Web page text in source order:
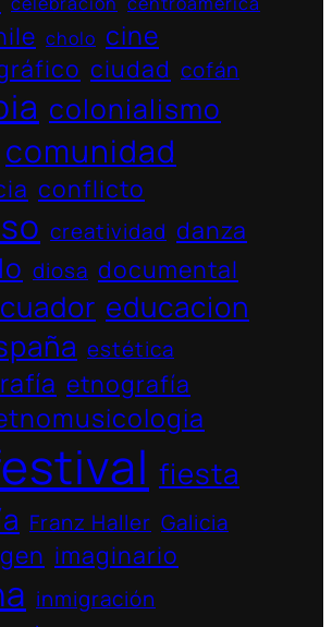
cholo cine
ciudad cofán
colonialismo
comunidad
conflicto
creatividad danza
diosa documental
educacion
estética
etnografía
fiesta
Franz Haller Galicia
imaginario
inmigración